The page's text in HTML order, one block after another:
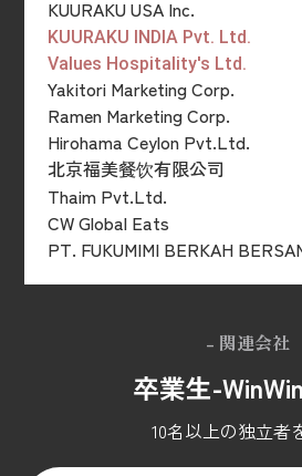
KUURAKU USA Inc.
KUURAKU INDIA Pvt. Ltd.
Values Hospitality's Ltd.
Yakitori Marketing Corp.
Ramen Marketing Corp.
Hirohama Ceylon Pvt.Ltd.
北京福美餐饮有限公司
Thaim Pvt.Ltd.
CW Global Eats
PT. FUKUMIMI BERKAH
- 関連会社
卒業生-
10名以上の独立者